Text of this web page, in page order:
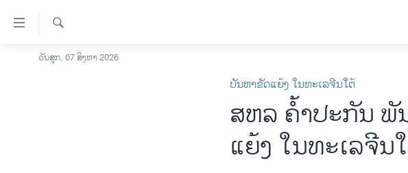
ລິ້ງ
ສຳຫລັບ
ໂຮມເພຈ
ຄົ້ນຫາ
ວັນສຸກ, 07 ສິງຫາ 2026
ບັນຫາຂັດແຍ້ງ ໃນທະເລຈີນໃຕ້
ສຫລ ຄໍ້າປະກັນ ພັ
ແຍ້ງ ໃນທະເລຈີນ